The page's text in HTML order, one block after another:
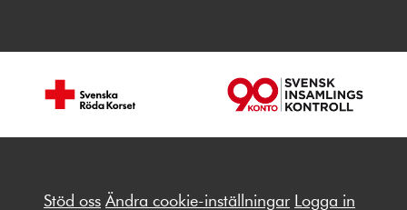
Stöd oss Ändra cookie-inställningar Logga in